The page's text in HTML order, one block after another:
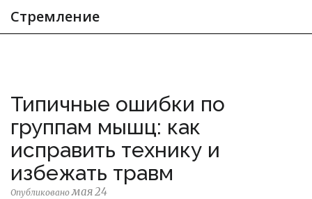
Стремление
Типичные ошибки по
группам мышц: как
исправить технику и
избежать травм
Опубликованомая 24